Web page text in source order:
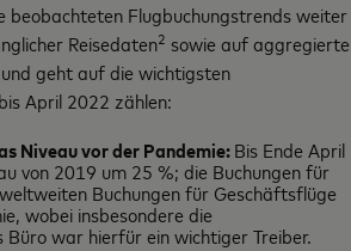
beobachteten Flugbuchungstrends weiter
Reisedaten2 sowie auf aggregierte
und geht auf die wichtigsten
April 2022 zählen:
Niveau vor der Pandemie:Bis Ende April
von 2019 um 25 %; die Buchungen für
Buchungen für Geschäftsflüge
wobei insbesondere die
war hierfür ein wichtiger Treiber.